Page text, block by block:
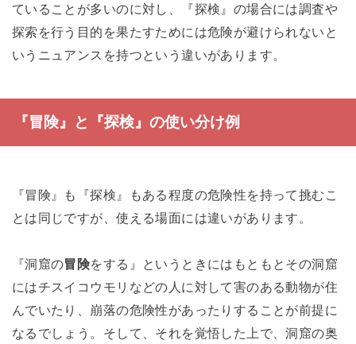
ていることが多いのに対し、『探検』の場合には調査や
探索を行う目的を果たすためには危険が避けられないと
いうニュアンスを持つという違いがあります。
『冒険』と『探検』の使い分け例
『冒険』も『探検』もある程度の危険性を持って挑むこ
とは同じですが、使える場面には違いがあります。
『洞窟の冒険をする』というときにはもともとその洞窟
にはチスイコウモリなどの人に対して害のある動物が住
んでいたり、崩落の危険性があったりすることが前提に
なるでしょう。そして、それを覚悟した上で、洞窟の奥